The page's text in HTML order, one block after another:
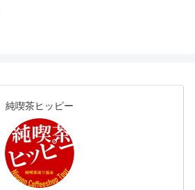
純喫茶ヒッピー